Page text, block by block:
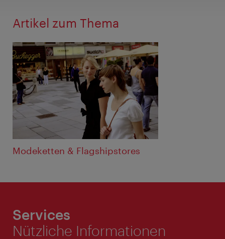
Artikel zum Thema
Modeketten & Flagshipstores
Services
Nützliche Informationen